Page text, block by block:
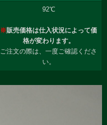
92℃
※販売価格は仕入状況によって価
格が変わります。
ご注文の際は、一度ご確認くださ
い。